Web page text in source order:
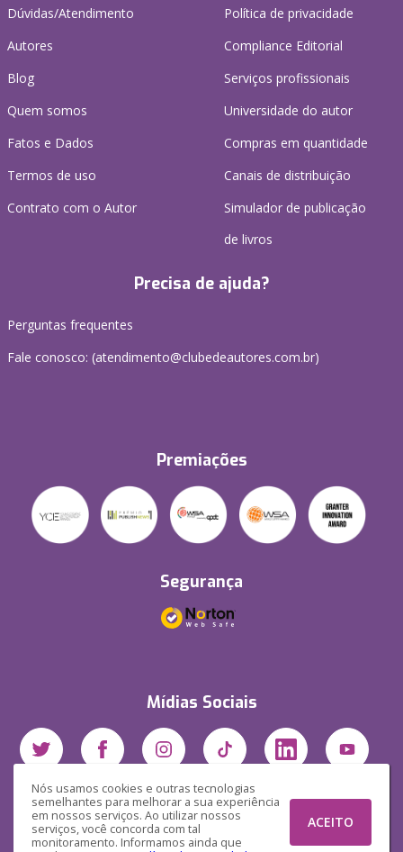
Nós usamos cookies e outras tecnologias
semelhantes para melhorar a sua experiência
em nossos serviços. Ao utilizar nossos
serviços, você concorda com tal
monitoramento. Informamos ainda que
ACEITO
Dúvidas/Atendimento
Autores
Blog
Quem somos
Fatos e Dados
Termos de uso
Contrato com o Autor
Política de privacidade
Compliance Editorial
Serviços profissionais
Universidade do autor
Compras em quantidade
Canais de distribuição
Simulador de publicação
de livros
Precisa de ajuda?
Perguntas frequentes
Fale conosco: (atendimento@clubedeautores.com.br)
Premiações
Segurança
Mídias Sociais